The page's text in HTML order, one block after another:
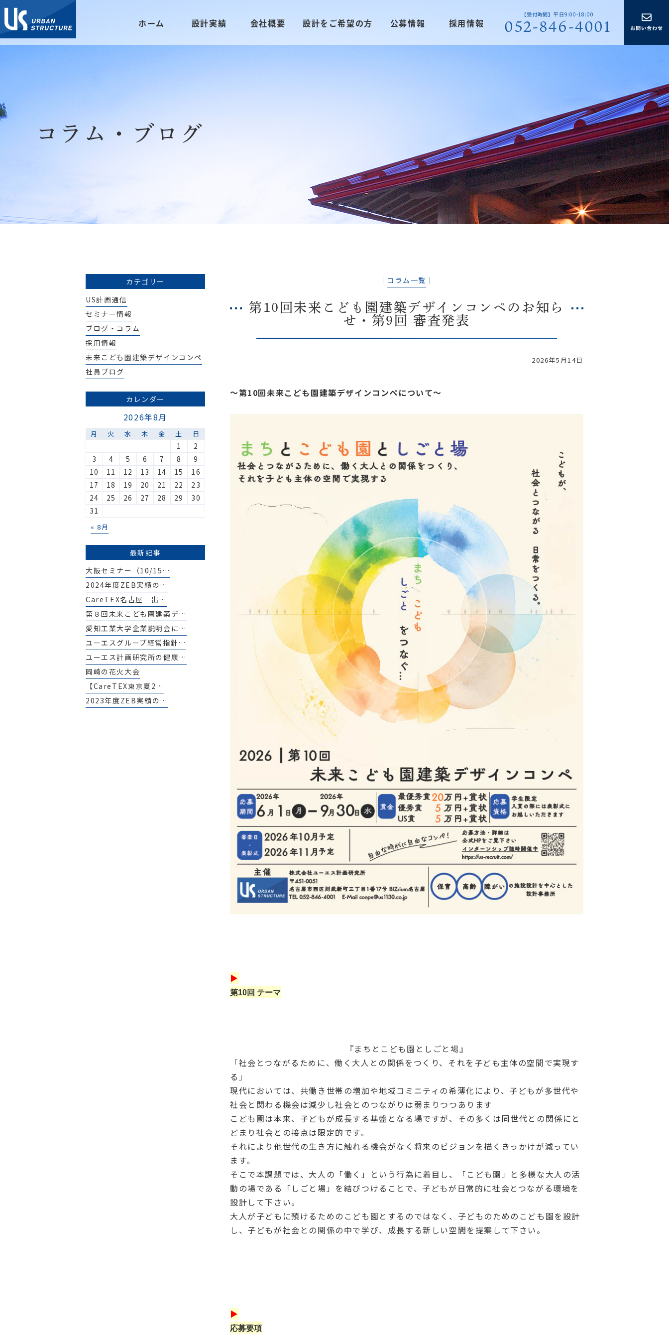
ホーム 設計実績 会社概要 設計をご希望の方 公募情報 採用情報
【受付時間】平日9:00-18:00
052-846-4001
コラム・ブログ
│ コラム一覧 │
第10回未来こども園建築デザインコンペのお知ら
せ・第9回 審査発表
2026年5月14日
～第10回未来こども園建築デザインコンペについて～
▶
第10回 テーマ
『まちとこども園としごと場』
「社会とつながるために、働く大人との関係をつくり、それを子ども主体の空間で実現す
る」
現代においては、共働き世帯の増加や地域コミニティの希薄化により、子どもが多世代や
社会と関わる機会は減少し社会とのつながりは弱まりつつあります
こども園は本来、子どもが成長する基盤となる場ですが、その多くは同世代との関係にと
どまり社会との接点は限定的です。
それにより他世代の生き方に触れる機会がなく将来のビジョンを描くきっかけが減ってい
ます。
そこで本課題では、大人の「働く」という行為に着目し、「こども園」と多様な大人の活
動の場である「しごと場」を結びつけることで、子どもが日常的に社会とつながる環境を
設計して下さい。
大人が子どもに預けるためのこども園とするのではなく、子どものためのこども園を設計
し、子どもが社会との関係の中で学び、成長する新しい空間を提案して下さい。
▶
応募要項
カテゴリー
US計画通信
セミナー情報
ブログ・コラム
採用情報
未来こども園建築デザインコンペ
社員ブログ
カレンダー
2026年8月
月 火 水 木 金 土 日
« 8月
1
2
3
4 5 6 7 8
9
10
11 12 13 14 15
16
17
18 19 20 21 22
23
24
25 26 27 28 29
30
31
最新記事
大阪セミナー（10/15…
2024年度ZEB実績の…
CareTEX名古屋 出…
第８回未来こども園建築デ…
愛知工業大学企業説明会に…
ユーエスグループ経営指針…
ユーエス計画研究所の健康…
岡崎の花火大会
【CareTEX東京夏2…
2023年度ZEB実績の…